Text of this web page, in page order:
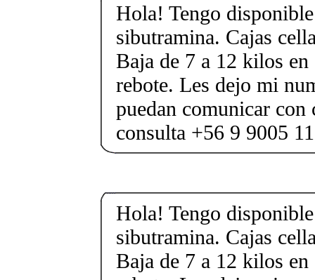
Hola! Tengo
sibutramina. Cajas
Baja de 7 a 12 kilos
rebote. Les dejo mi
puedan comunicar con
consulta +56 9 9005
Hola! Tengo
sibutramina. Cajas
Baja de 7 a 12 kilos